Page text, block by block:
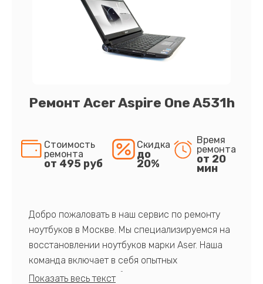
Ремонт Acer Aspire One A531h
Стоимость
ремонта
от 495 руб
Скидка
до
20%
Время
ремонта
от 20
мин
Добро пожаловать в наш сервис по ремонту
ноутбуков в Москве. Мы специализируемся на
восстановлении ноутбуков марки Aser. Наша
команда включает в себя опытных
профессионалов с обширными знаниями и